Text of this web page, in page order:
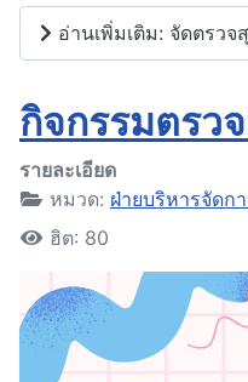
อ่านเพิ่มเติม: จัดตรว
กิจกรรมตรว
รายละเอียด
หมวด: ฝ่ายบริหารจัดก
ฮิต: 80